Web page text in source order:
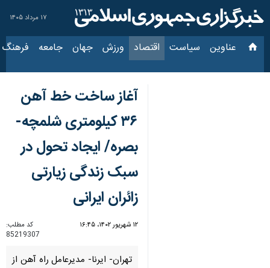
۱۷ مرداد ۱۴۰۵
عناوین‌ سیاست اقتصاد ورزش جهان جامعه فرهنگ
آغاز ساخت خط آهن
۳۶ کیلومتری شلمچه-
بصره/ ایجاد تحول در
سبک زندگی زیارتی
زائران ایرانی
۱۲ شهریور ۱۴۰۲، ۱۶:۴۵
کد مطلب:
85219307
تهران- ایرنا- مدیرعامل راه آهن از